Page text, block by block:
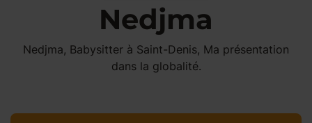
Nedjma
Nedjma, Babysitter à Saint-Denis, Ma présentation
dans la globalité.